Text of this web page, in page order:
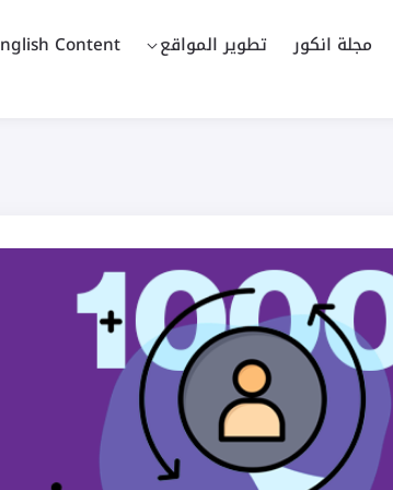
مجلة انكور تطوير المواقع Content